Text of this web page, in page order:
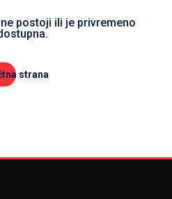
postoji ili je privremeno
strana